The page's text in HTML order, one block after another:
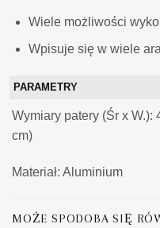
Wiele możliwości
Wpisuje się w wiele
PARAMETRY
Wymiary patery (Śr x
cm)
Materiał: Aluminium
MOŻE SPODOBA SIĘ